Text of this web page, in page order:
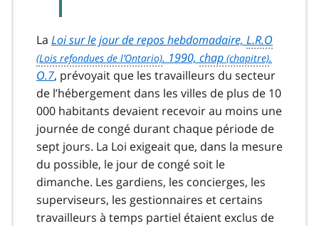
La Loi sur le jour de repos hebdomadaire, L.R.O
. 1990, chap
.
O.7, prévoyait que les travailleurs du secteur
de l’hébergement dans les villes de plus de 10
000 habitants devaient recevoir au moins une
journée de congé durant chaque période de
sept jours. La Loi exigeait que, dans la mesure
du possible, le jour de congé soit le
dimanche. Les gardiens, les concierges, les
superviseurs, les gestionnaires et certains
travailleurs à temps partiel étaient exclus de